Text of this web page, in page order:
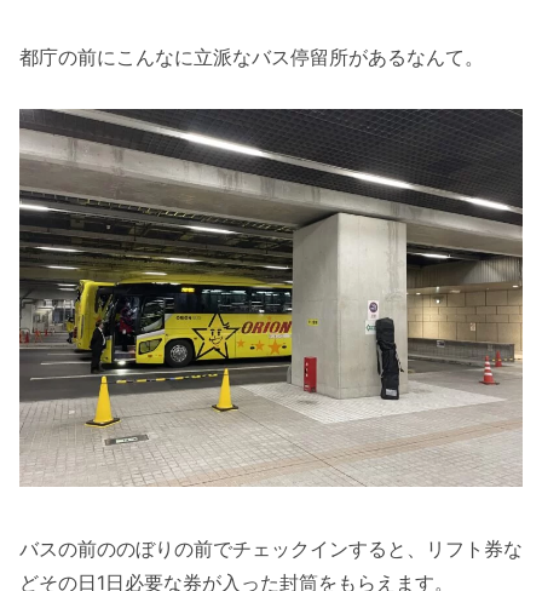
都庁の前にこんなに立派なバス停留所があるなんて。
バスの前ののぼりの前でチェックインすると、リフト券な
どその日1日必要な券が入った封筒をもらえます。